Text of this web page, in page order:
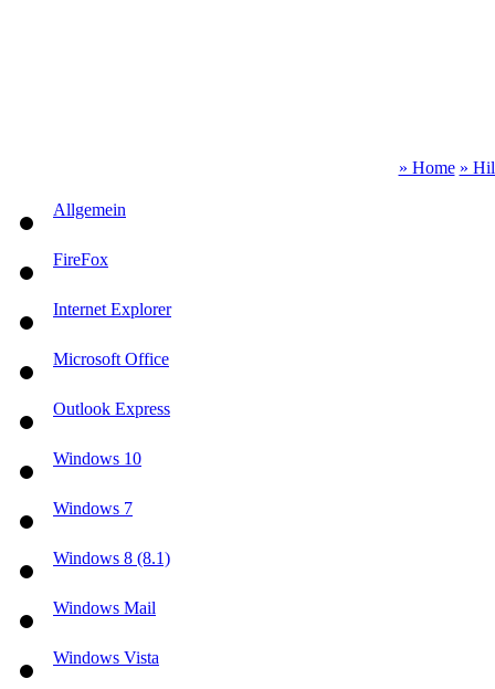
» Home »
Allgemein
FireFox
Internet Explorer
Microsoft Office
Outlook Express
Windows 10
Windows 7
Windows 8 (8.1)
Windows Mail
Windows Vista